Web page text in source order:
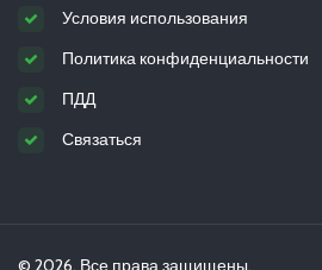
Условия использования
Политика конфиденциальности
ПДД
Связаться
© 2026. Все права защищены.